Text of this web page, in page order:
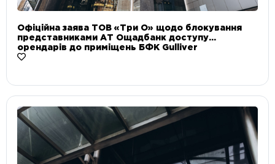
Офіційна заява ТОВ «Три О» щодо блокування
представниками АТ Ощадбанк доступу
орендарів до приміщень БФК Gulliver